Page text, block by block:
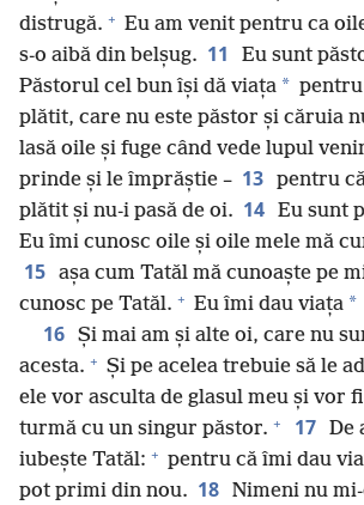
distrugă. + Eu am venit pentru ca
s-o aibă din belșug. 11 Eu sunt
Păstorul cel bun își dă viața *
plătit, care nu este păstor și căruia
lasă oile și fuge când vede lupul
prinde și le împrăștie – 13 pentru
plătit și nu-i pasă de oi. 14 Eu sunt
Eu îmi cunosc oile și oile mele mă
15 așa cum Tatăl mă cunoaște pe
cunosc pe Tatăl. + Eu îmi dau viața *
16 Și mai am și alte oi, care nu
acesta. + Și pe acelea trebuie să le
ele vor asculta de glasul meu și vor
turmă cu un singur păstor. + 17 De
iubește Tatăl: + pentru că îmi dau
pot primi din nou. 18 Nimeni nu